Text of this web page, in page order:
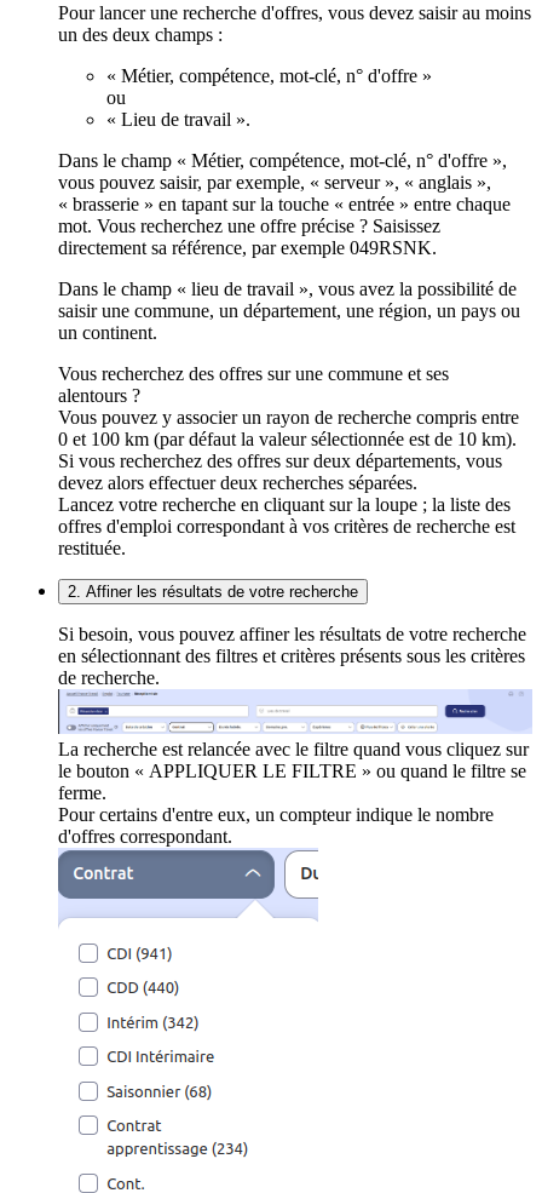
Pour lancer une recherche d'offres, vous devez saisir au moins
un des deux champs :
« Métier, compétence, mot-clé, n° d'offre »
ou
« Lieu de travail ».
Dans le champ « Métier, compétence, mot-clé, n° d'offre »,
vous pouvez saisir, par exemple, « serveur », « anglais »,
« brasserie » en tapant sur la touche « entrée » entre chaque
mot. Vous recherchez une offre précise ? Saisissez
directement sa référence, par exemple 049RSNK.
Dans le champ « lieu de travail », vous avez la possibilité de
saisir une commune, un département, une région, un pays ou
un continent.
Vous recherchez des offres sur une commune et ses
alentours ?
Vous pouvez y associer un rayon de recherche compris entre
0 et 100 km (par défaut la valeur sélectionnée est de 10 km).
Si vous recherchez des offres sur deux départements, vous
devez alors effectuer deux recherches séparées.
Lancez votre recherche en cliquant sur la loupe ; la liste des
offres d'emploi correspondant à vos critères de recherche est
restituée.
2. Affiner les résultats de votre recherche
Si besoin, vous pouvez affiner les résultats de votre recherche
en sélectionnant des filtres et critères présents sous les critères
de recherche.
La recherche est relancée avec le filtre quand vous cliquez sur
le bouton « APPLIQUER LE FILTRE » ou quand le filtre se
ferme.
Pour certains d'entre eux, un compteur indique le nombre
d'offres correspondant.